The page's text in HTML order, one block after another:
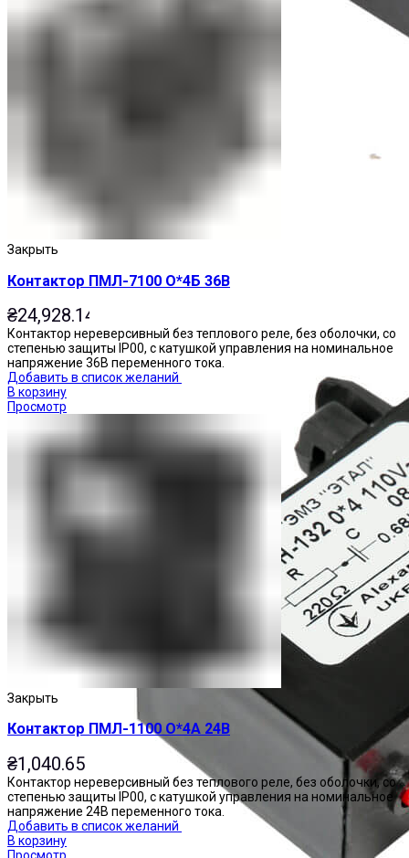
Приставки выдержки времени
Закрыть
Контактор ПМЛ-7100 О*4Б 36В
₴24,928.14
Контактор нереверсивный без теплового реле, без оболочки, со
степенью защиты IP00, с катушкой управления на номинальное
напряжение 36В переменного тока.
Добавить в список желаний
В корзину
Просмотр
Закрыть
Контактор ПМЛ-1100 О*4А 24В
₴1,040.65
Контактор нереверсивный без теплового реле, без оболочки, со
степенью защиты IP00, с катушкой управления на номинальное
напряжение 24В переменного тока.
Добавить в список желаний
В корзину
Просмотр